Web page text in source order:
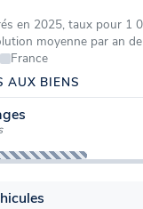
en 2025, taux pour 1
moyenne par an
France
AUX BIENS